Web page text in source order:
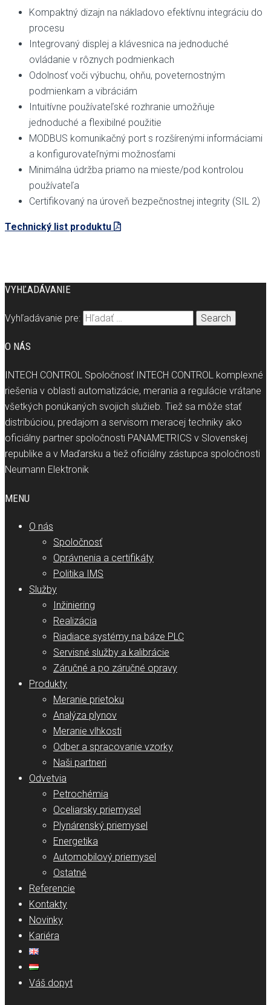
Kompaktný dizajn na nákladovo efektívnu integráciu do
procesu
Integrovaný displej a klávesnica na jednoduché
ovládanie v rôznych podmienkach
Odolnosť voči výbuchu, ohňu, poveternostným
podmienkam a vibráciám
Intuitívne používateľské rozhranie umožňuje
jednoduché a flexibilné použitie
MODBUS komunikačný port s rozšírenými informáciami
a konfigurovateľnými možnosťami
Minimálna údržba priamo na mieste/pod kontrolou
používateľa
Certifikovaný na úroveň bezpečnostnej integrity (SIL 2)
Technický list produktu
VYHĽADÁVANIE
Vyhľadávanie pre:
O NÁS
INTECH CONTROL Spoločnosť INTECH CONTROL komplexné
riešenia v oblasti automatizácie, merania a regulácie vrátane
všetkých ponúkaných svojich služieb. Tiež sa môže stať
distribúciou, predajom a servisom meracej techniky ako
oficiálny partner spoločnosti PANAMETRICS v Slovenskej
republike a v Maďarsku a tiež oficiálny zástupca spoločnosti
Neumann Elektronik
MENU
O nás
Spoločnosť
Oprávnenia a certifikáty
Politika IMS
Služby
Inžiniering
Realizácia
Riadiace systémy na báze PLC
Servisné služby a kalibrácie
Záručné a po záručné opravy
Produkty
Meranie prietoku
Analýza plynov
Meranie vlhkosti
Odber a spracovanie vzorky
Naši partneri
Odvetvia
Petrochémia
Oceliarsky priemysel
Plynárenský priemysel
Energetika
Automobilový priemysel
Ostatné
Referencie
Kontakty
Novinky
Kariéra
Váš dopyt